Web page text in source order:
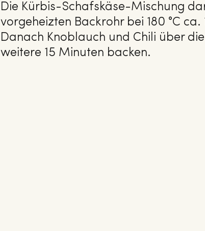
Die Kürbis-Schafskäse-Mischung
vorgeheizten Backrohr bei 180 °C
Danach Knoblauch und Chili über
weitere 15 Minuten backen.